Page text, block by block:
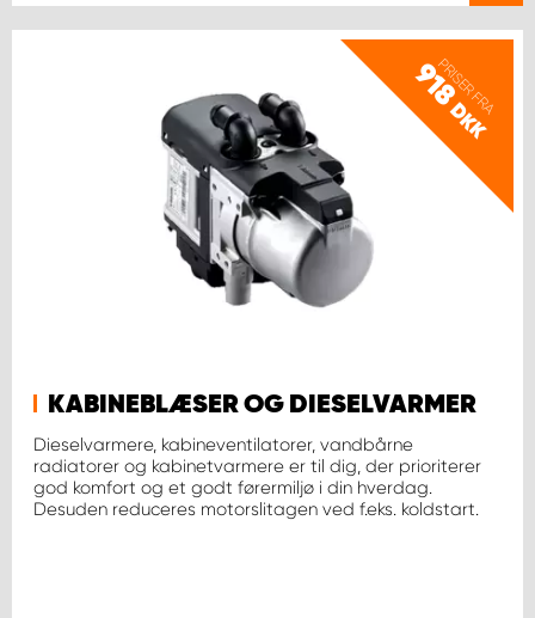
PRISER FRA
918
DKK
KABINEBLÆSER OG DIESELVARMER
Dieselvarmere, kabineventilatorer, vandbårne
radiatorer og kabinetvarmere er til dig, der prioriterer
god komfort og et godt førermiljø i din hverdag.
Desuden reduceres motorslitagen ved f.eks. koldstart.